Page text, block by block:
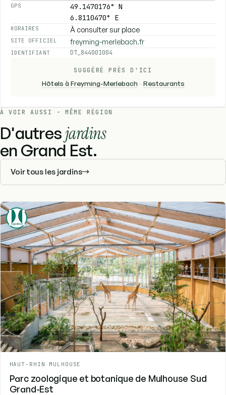
GPS
49.1470176° N
6.8110470° E
HORAIRES À consulter sur place
SITE OFFICIEL freyming-merlebach.fr
IDENTIFIANT DT_844001004
SUGGÉRÉ PRÈS D'ICI
Hôtels à Freyming-Merlebach -Restaurants
À VOIR AUSSI - MÊME RÉGION
D'autresjardins
en Grand Est.
Voir tous les jardins
HAUT-RHIN - MULHOUSE
Parc zoologique et botanique de Mulhouse Sud
Grand-Est